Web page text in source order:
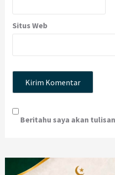
Situs Web
Beritahu saya akan